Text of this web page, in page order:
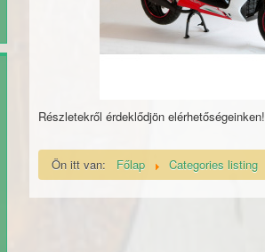
Részletekről érdeklődjön elérhetőségeinken!
Ön itt van: Főlap Categories listing